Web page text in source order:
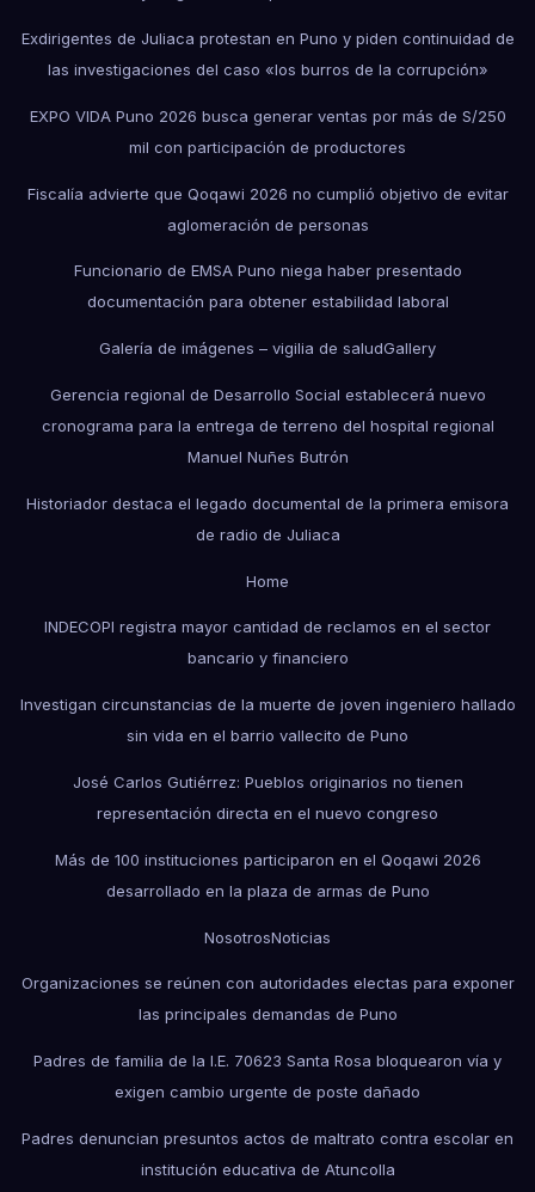
Exdirigentes de Juliaca protestan en Puno y piden continuidad de
las investigaciones del caso «los burros de la corrupción»
EXPO VIDA Puno 2026 busca generar ventas por más de S/250
mil con participación de productores
Fiscalía advierte que Qoqawi 2026 no cumplió objetivo de evitar
aglomeración de personas
Funcionario de EMSA Puno niega haber presentado
documentación para obtener estabilidad laboral
Galería de imágenes – vigilia de saludGallery
Gerencia regional de Desarrollo Social establecerá nuevo
cronograma para la entrega de terreno del hospital regional
Manuel Nuñes Butrón
Historiador destaca el legado documental de la primera emisora
de radio de Juliaca
Home
INDECOPI registra mayor cantidad de reclamos en el sector
bancario y financiero
Investigan circunstancias de la muerte de joven ingeniero hallado
sin vida en el barrio vallecito de Puno
José Carlos Gutiérrez: Pueblos originarios no tienen
representación directa en el nuevo congreso
Más de 100 instituciones participaron en el Qoqawi 2026
desarrollado en la plaza de armas de Puno
NosotrosNoticias
Organizaciones se reúnen con autoridades electas para exponer
las principales demandas de Puno
Padres de familia de la I.E. 70623 Santa Rosa bloquearon vía y
exigen cambio urgente de poste dañado
Padres denuncian presuntos actos de maltrato contra escolar en
institución educativa de Atuncolla